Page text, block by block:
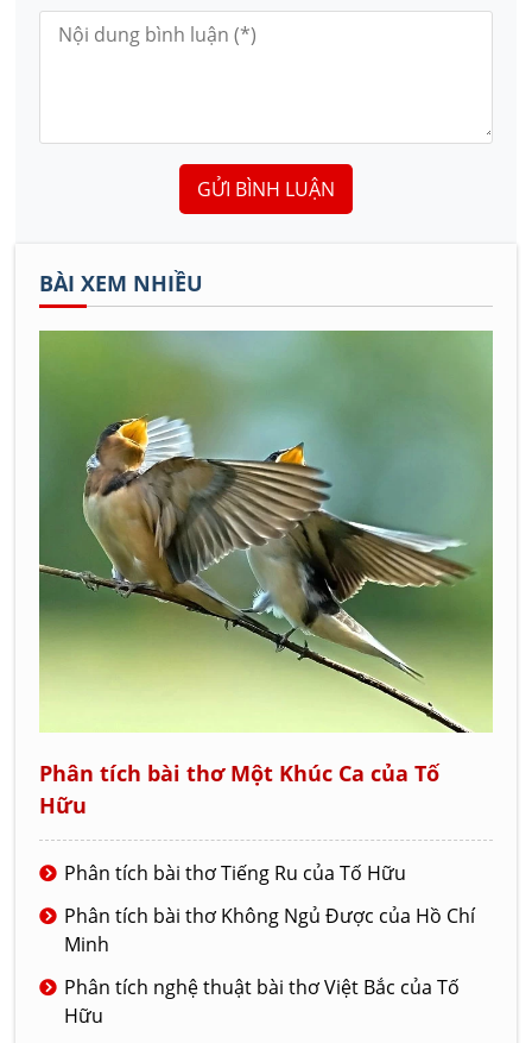
GỬI BÌNH LUẬN
BÀI XEM NHIỀU
Phân tích bài thơ Một Khúc Ca của Tố
Hữu
Phân tích bài thơ Tiếng Ru của Tố Hữu
Phân tích bài thơ Không Ngủ Được của Hồ Chí
Minh
Phân tích nghệ thuật bài thơ Việt Bắc của Tố
Hữu